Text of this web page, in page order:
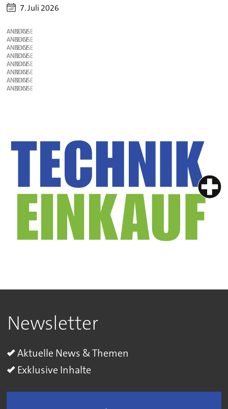
7. Juli 2026
ANZEIGE
ANZEIGE
ANZEIGE
ANZEIGE
ANZEIGE
ANZEIGE
ANZEIGE
ANZEIGE
Newsletter
Aktuelle News & Themen
Exklusive Inhalte